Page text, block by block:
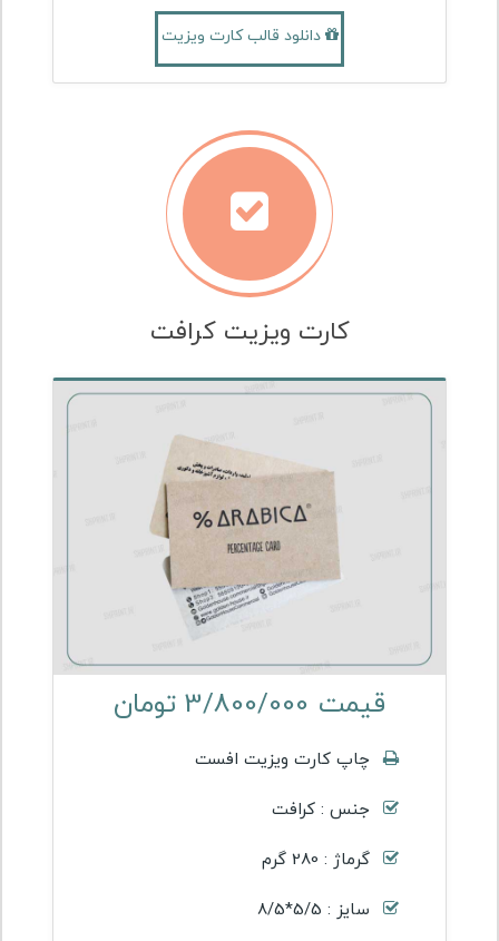
دانلود قالب کارت ویزیت
کارت ویزیت کرافت
قیمت 3/800/000 تومان
چاپ کارت ویزیت افست
جنس : کرافت
گرماژ : 280 گرم
سایز : 5/5*8/5